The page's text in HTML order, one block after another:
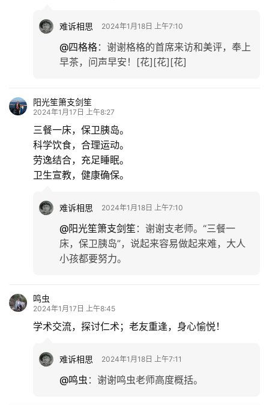
儿
登录 注册
难诉相思 2024年1月18日 上午7:10
@四格格： 谢谢格格的首席来访和美评，奉上
早茶，问声早安！[花][花][花]
阳光笙箫支剑笙
2024年1月17日 上午8:27
三餐一床，保卫胰岛。
科学饮食，合理运动。
劳逸结合，充足睡眠。
卫生宣教，健康确保。
难诉相思 2024年1月18日 上午7:10
@阳光笙箫支剑笙 ： 谢谢支老师。“三餐一
床，保卫胰岛”，说起来容易做起来难，大人
小孩都要努力。
鸣虫
2024年1月17日 上午8:45
学术交流，探讨仁术；老友重逢，身心愉悦！
难诉相思 2024年1月18日 上午7:11
@鸣虫 ： 谢谢鸣虫老师高度概括。